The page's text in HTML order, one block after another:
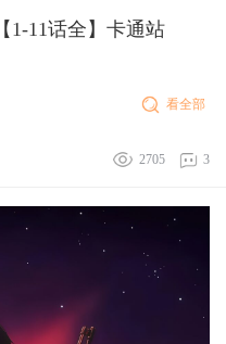
1-11话全】卡通站
看全部
2705 3